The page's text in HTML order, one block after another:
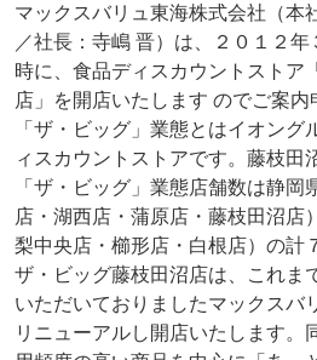
マックスバリュ東海株式会社（本
／社長：寺嶋 晋）は、２０１２
時に、食品ディスカウントストア
店」を開店いたします のでご案内
「ザ・ビッグ」業態とはイオン
ィスカウントストアです。藤枝田
「ザ・ビッグ」業態店舗数は静岡
店・湖西店・蒲原店・藤枝田沼店
梨中央店・櫛形店・白根店）の計
ザ・ビッグ藤枝田沼店は、これま
いただいておりましたマックスバ
リニューアルし開店いたします。